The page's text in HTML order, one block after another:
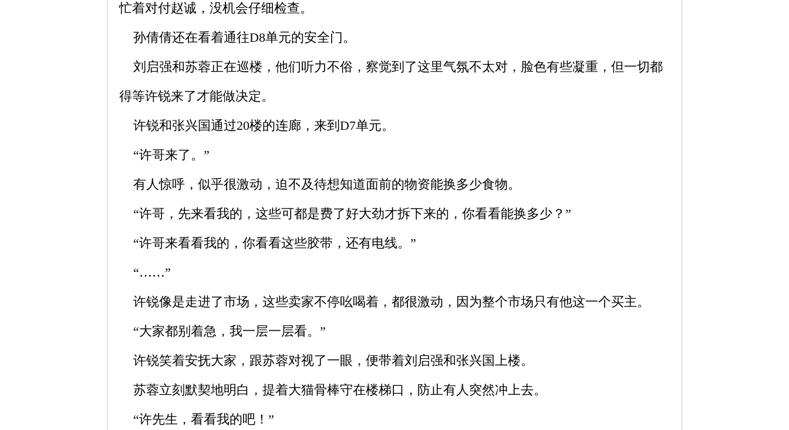
忙着对付赵诚，没机会仔细检查。
孙倩倩还在看着通往D8单元的安全门。
刘启强和苏蓉正在巡楼，他们听力不俗，察觉到了这里气氛不太对，脸色有些凝重，但一切都
得等许锐来了才能做决定。
许锐和张兴国通过20楼的连廊，来到D7单元。
“许哥来了。”
有人惊呼，似乎很激动，迫不及待想知道面前的物资能换多少食物。
“许哥，先来看我的，这些可都是费了好大劲才拆下来的，你看看能换多少？”
“许哥来看看我的，你看看这些胶带，还有电线。”
“……”
许锐像是走进了市场，这些卖家不停吆喝着，都很激动，因为整个市场只有他这一个买主。
“大家都别着急，我一层一层看。”
许锐笑着安抚大家，跟苏蓉对视了一眼，便带着刘启强和张兴国上楼。
苏蓉立刻默契地明白，提着大猫骨棒守在楼梯口，防止有人突然冲上去。
“许先生，看看我的吧！”